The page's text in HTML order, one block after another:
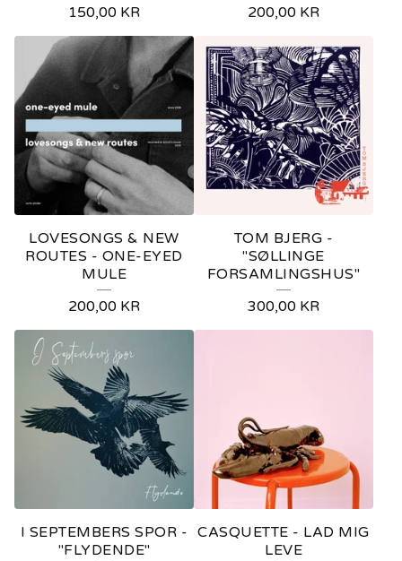
150,00 KR
200,00 KR
LOVESONGS & NEW
ROUTES - ONE-EYED
MULE
200,00 KR
TOM BJERG -
"SØLLINGE
FORSAMLINGSHUS"
300,00 KR
I SEPTEMBERS SPOR -
"FLYDENDE"
CASQUETTE - LAD MIG
LEVE